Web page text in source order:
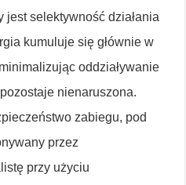
jest selektywność działania
kumuluje się głównie w
oddziaływanie
nienaruszona.
zabiegu, pod
przez
przy użyciu